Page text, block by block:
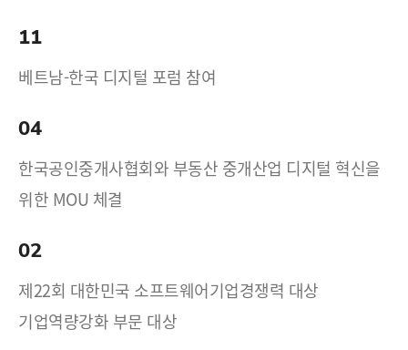
11
베트남-한국 디지털 포럼 참여
04
한국공인중개사협회와 부동산 중개산업 디지털 혁신을
위한 MOU 체결
02
제22회 대한민국 소프트웨어기업경쟁력 대상
기업역량강화 부문 대상